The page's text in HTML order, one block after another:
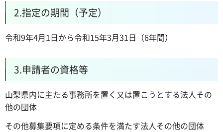
2.指定の期間（予定）
令和9年4月1日から令和15年3月31日（6年間）
3.申請者の資格等
山梨県内に主たる事務所を置く又は置こうとする法人その
他の団体
その他募集要項に定める条件を満たす法人その他の団体